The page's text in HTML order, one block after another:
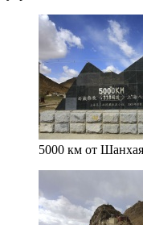
5000 км от Шанхая